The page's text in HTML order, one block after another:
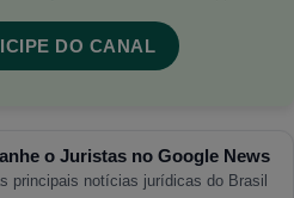
DO CANAL
o Juristas no Google News
principais notícias jurídicas do Brasil